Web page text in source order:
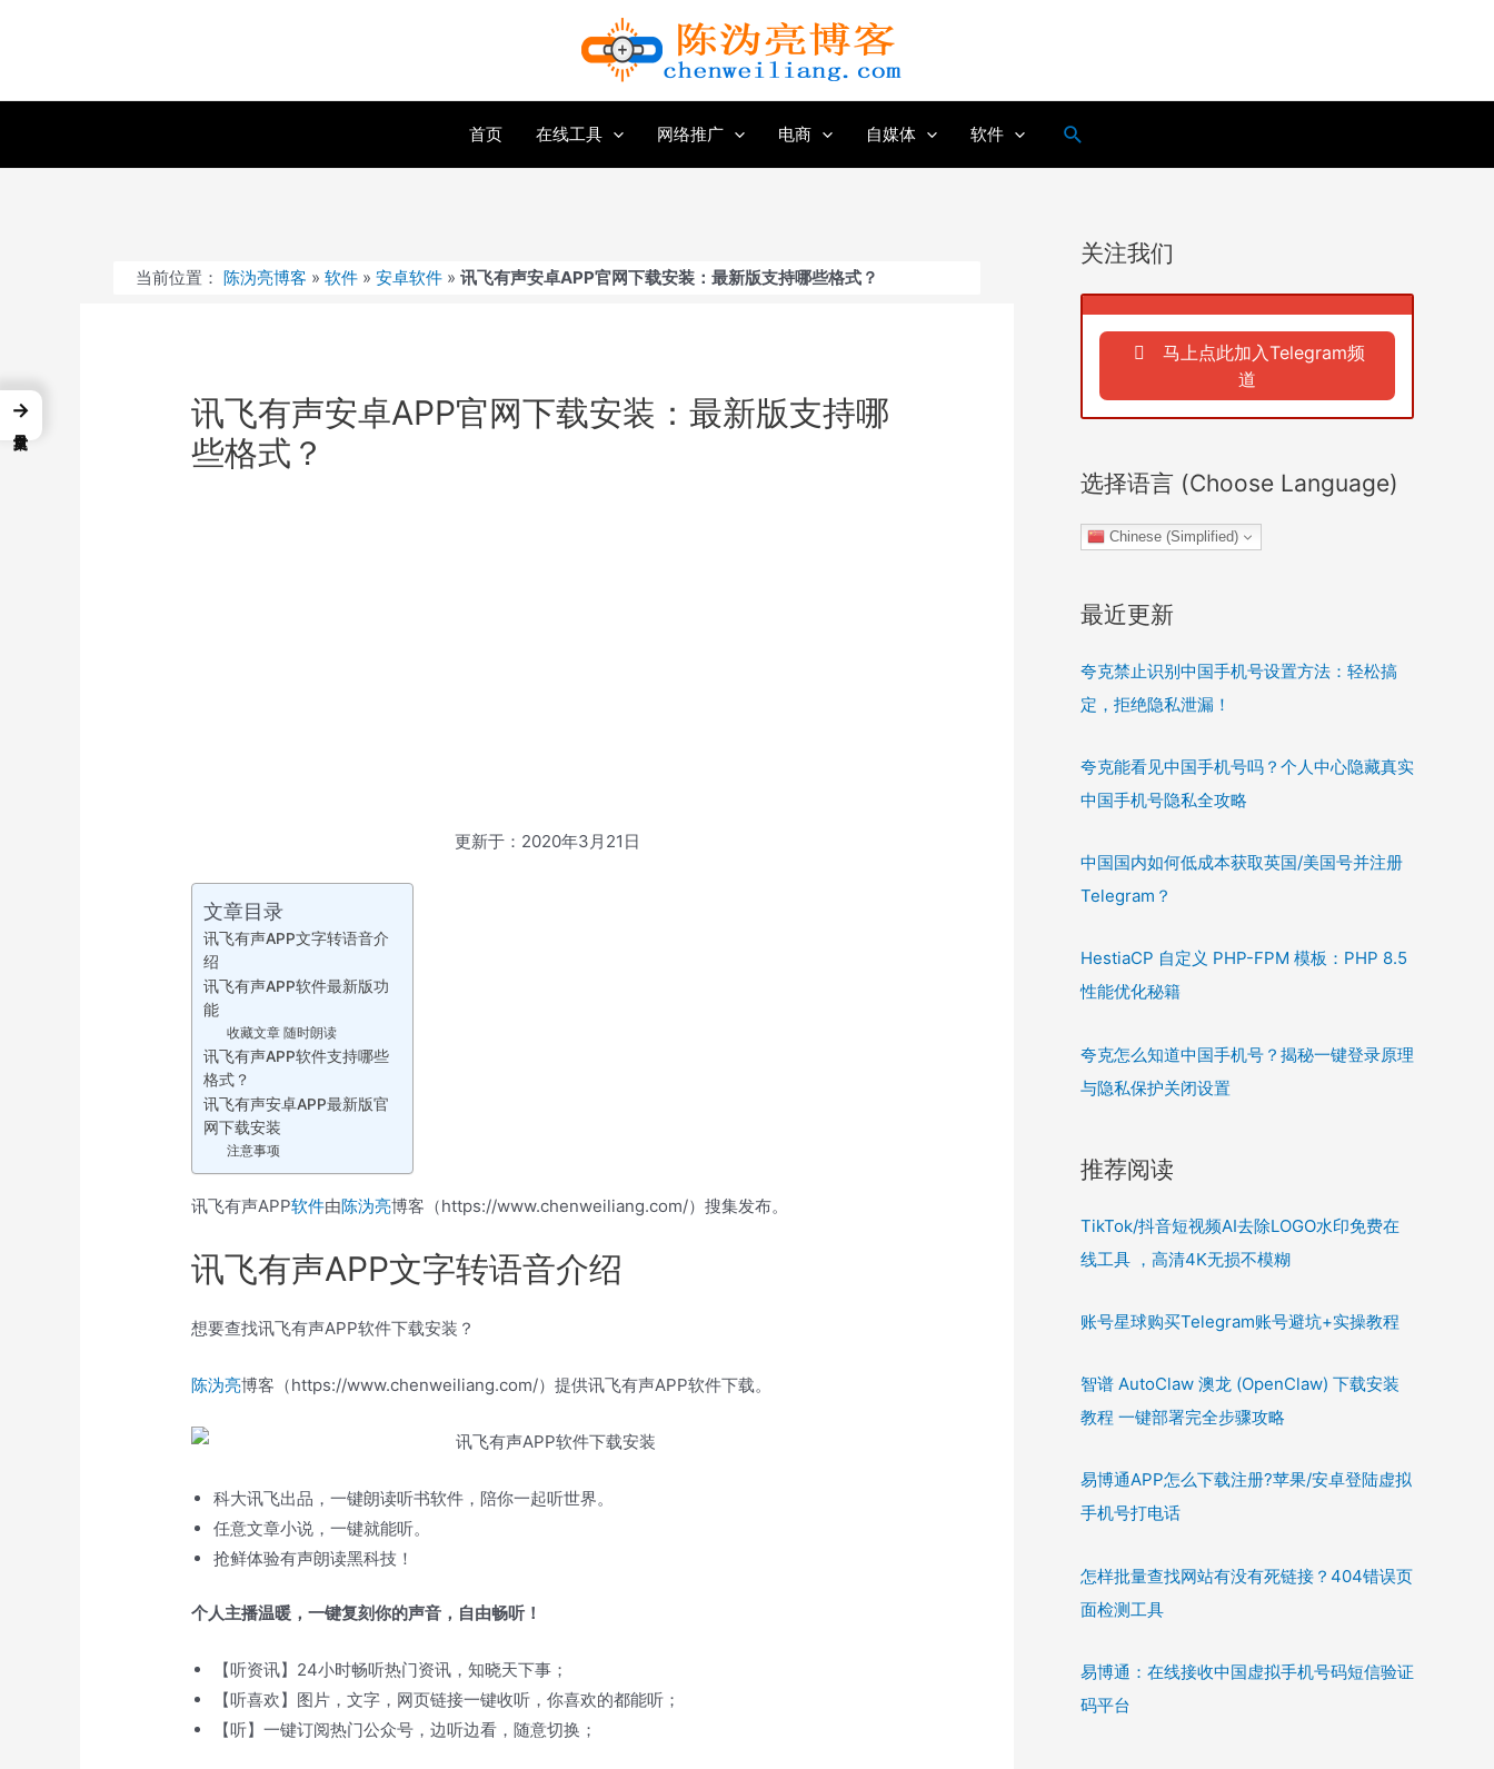
容
首页
在线工具 网络推广 电商 自媒体 软件
搜
当前位置： 陈沩亮博客 » 软件 » 安卓软件 » 讯飞有声安卓APP官网下载安装：最新版支持哪些格式？
讯飞有声安卓APP官网下载安装：最新版支持哪
些格式？
更新于：2020年3月21日
文章目录
讯飞有声APP文字转语音介
绍
讯飞有声APP软件最新版功
能
收藏文章 随时朗读
讯飞有声APP软件支持哪些
格式？
讯飞有声安卓APP最新版官
网下载安装
注意事项
讯飞有声APP软件由陈沩亮博客（https://www.chenweiliang.com/）搜集发布。
讯飞有声APP文字转语音介绍
想要查找讯飞有声APP软件下载安装？
陈沩亮博客（https://www.chenweiliang.com/）提供讯飞有声APP软件下载。
科大讯飞出品，一键朗读听书软件，陪你一起听世界。
任意文章小说，一键就能听。
抢鲜体验有声朗读黑科技！
个人主播温暖，一键复刻你的声音，自由畅听！
【听资讯】24小时畅听热门资讯，知晓天下事；
【听喜欢】图片，文字，网页链接一键收听，你喜欢的都能听；
【听】一键订阅热门公众号，边听边看，随意切换；
关注我们
马上点此加入Telegram频
道
选择语言 (Choose Language)
Chinese (Simplified)
最近更新
夸克禁止识别中国手机号设置方法：轻松搞
定，拒绝隐私泄漏！
夸克能看见中国手机号吗？个人中心隐藏真实
中国手机号隐私全攻略
中国国内如何低成本获取英国/美国号并注册
Telegram？
HestiaCP 自定义 PHP-FPM 模板：PHP 8.5
性能优化秘籍
夸克怎么知道中国手机号？揭秘一键登录原理
与隐私保护关闭设置
推荐阅读
TikTok/抖音短视频AI去除LOGO水印免费在
线工具 ，高清4K无损不模糊
账号星球购买Telegram账号避坑+实操教程
智谱 AutoClaw 澳龙 (OpenClaw) 下载安装
教程 一键部署完全步骤攻略
易博通APP怎么下载注册?苹果/安卓登陆虚拟
手机号打电话
怎样批量查找网站有没有死链接？404错误页
面检测工具
易博通：在线接收中国虚拟手机号码短信验证
码平台
→